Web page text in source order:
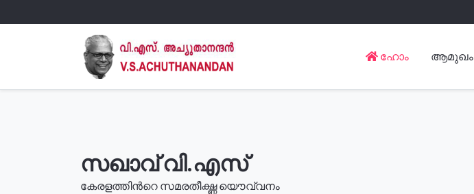
ഹോം ആമുഖം
സഖാവ് വി.എസ്
കേരളത്തിൻറെ സമരതീക്ഷ്ണ യൌവ്വനം